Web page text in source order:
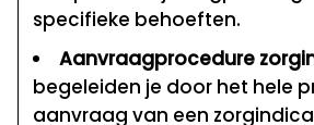
specifieke behoeften.
Aanvraagprocedure
begeleiden je door het hele
aanvraag van een